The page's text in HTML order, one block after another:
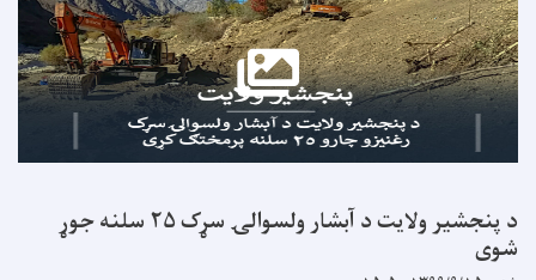
د پنجشیر ولایت د آبشار ولسوالۍ سړک ۲۵ سلنه جوړ